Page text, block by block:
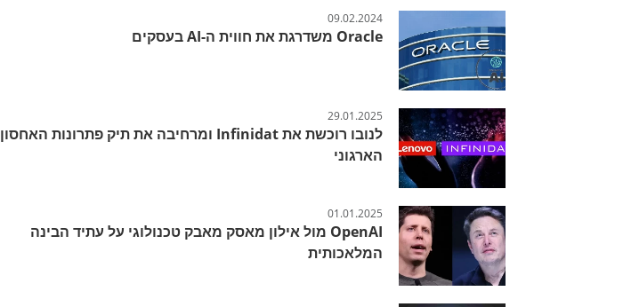
09.02.2024
Oracle משדרגת את חווית ה-AI בעסקים
29.01.2025
לנובו רוכשת את Infinidat ומרחיבה את תיק פתרונות האחסון
הארגוני
01.01.2025
OpenAI מול אילון מאסק מאבק טכנולוגי על עתיד הבינה
המלאכותית